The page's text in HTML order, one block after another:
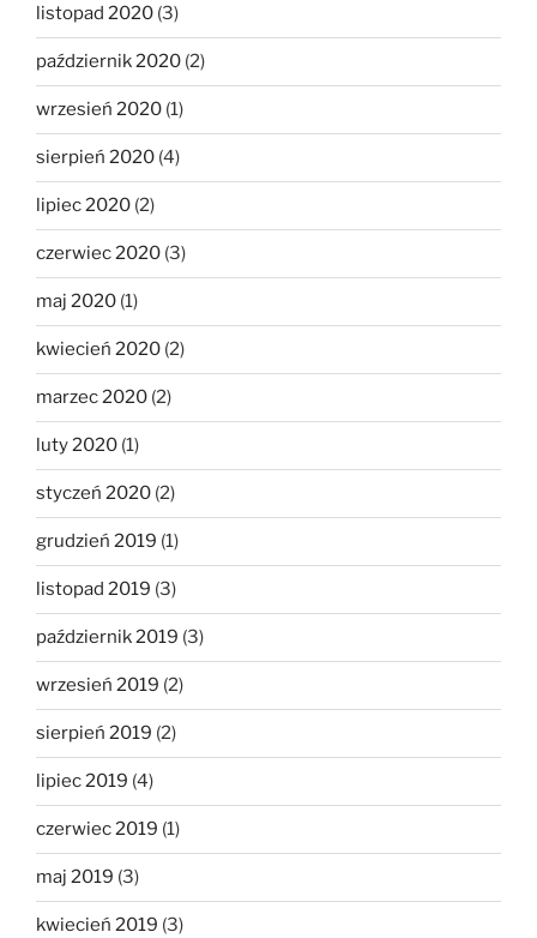
listopad 2020 (3)
październik 2020 (2)
wrzesień 2020 (1)
sierpień 2020 (4)
lipiec 2020 (2)
czerwiec 2020 (3)
maj 2020 (1)
kwiecień 2020 (2)
marzec 2020 (2)
luty 2020 (1)
styczeń 2020 (2)
grudzień 2019 (1)
listopad 2019 (3)
październik 2019 (3)
wrzesień 2019 (2)
sierpień 2019 (2)
lipiec 2019 (4)
czerwiec 2019 (1)
maj 2019 (3)
kwiecień 2019 (3)